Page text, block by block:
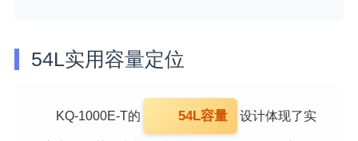
54L实用容量定位
KQ-1000E-T的 54L容量 设计体现了实